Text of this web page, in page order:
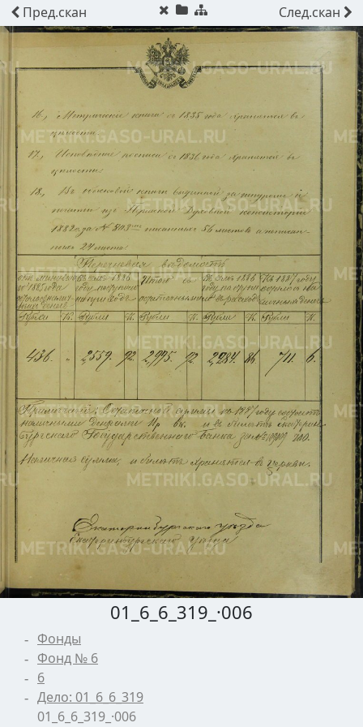
Пред.скан След.скан
01_6_6_319_·006
Фонды
Фонд № 6
6
Дело: 01_6_6_319
01_6_6_319_·006